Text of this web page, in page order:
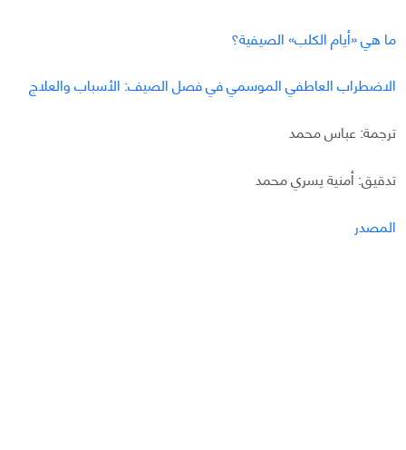
ما هي «أيام الكلب» الصيفية؟
الاضطراب العاطفي الموسمي في فصل الصيف: الأسباب والعلاج
ترجمة: عباس محمد
تدقيق: أمنية يسري محمد
المصدر